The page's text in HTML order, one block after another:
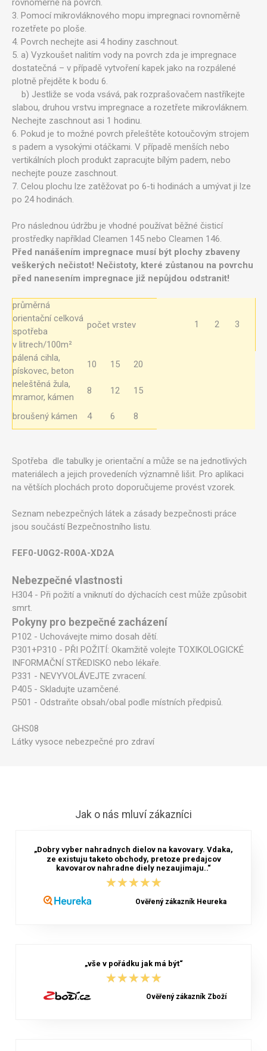
rovnoměrně na povrch.
3. Pomocí mikrovláknového mopu impregnaci rovnoměrně
rozetřete po ploše.
4. Povrch nechejte asi 4 hodiny zaschnout.
5. a) Vyzkoušet nalitím vody na povrch zda je impregnace
dostatečná – v případě vytvoření kapek jako na rozpálené
plotně přejděte k bodu 6.
b) Jestliže se voda vsává, pak rozprašovačem nastříkejte
slabou, druhou vrstvu impregnace a rozetřete mikrovláknem.
Nechejte zaschnout asi 1 hodinu.
6. Pokud je to možné povrch přeleštěte kotoučovým strojem
s padem a vysokými otáčkami. V případě menších nebo
vertikálních ploch produkt zapracujte bílým padem, nebo
nechejte pouze zaschnout.
7. Celou plochu lze zatěžovat po 6-ti hodinách a umývat ji lze
po 24 hodinách.
Pro následnou údržbu je vhodné používat běžné čisticí
prostředky například Cleamen 145 nebo Cleamen 146.
Před nanášením impregnace musí být plochy zbaveny
veškerých nečistot! Nečistoty, které zůstanou na povrchu
před nanesením impregnace již nepůjdou odstranit!
průměrná
orientační celková
spotřeba
v litrech/100m²
počet vrstev 1 2 3
pálená cihla,
pískovec, beton
10 15
20
neleštěná žula,
mramor, kámen
8 12 15
broušený kámen 4 6 8
Spotřeba dle tabulky je orientační a může se na jednotlivých
materiálech a jejich provedeních významně lišit. Pro aplikaci
na větších plochách proto doporučujeme provést vzorek.
Seznam nebezpečných látek a zásady bezpečnosti práce
jsou součástí Bezpečnostního listu.
FEF0-U0G2-R00A-XD2A
Nebezpečné vlastnosti
H304 - Při požití a vniknutí do dýchacích cest může způsobit
smrt.
Pokyny pro bezpečné zacházení
P102 - Uchovávejte mimo dosah dětí.
P301+P310 - PŘI POŽITÍ: Okamžitě volejte TOXIKOLOGICKÉ
INFORMAČNÍ STŘEDISKO nebo lékaře.
P331 - NEVYVOLÁVEJTE zvracení.
P405 - Skladujte uzamčené.
P501 - Odstraňte obsah/obal podle místních předpisů.
GHS08
Látky vysoce nebezpečné pro zdraví
Jak o nás mluví zákazníci
„Dobry vyber nahradnych dielov na kavovary. Vdaka,
ze existuju taketo obchody, pretoze predajcov
kavovarov nahradne diely nezaujimaju..“
★★★★★
★★★★★
Ověřený zákazník Heureka
„vše v pořádku jak má být“
★★★★★
★★★★★
Ověřený zákazník Zboží